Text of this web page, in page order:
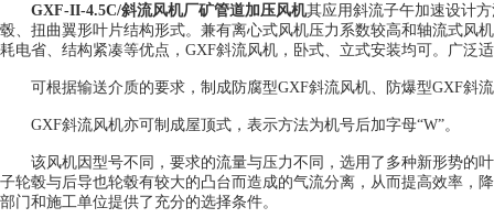
GXF-II-4.5C/斜流风机厂矿管道加压风机其应用斜流子午加速设计
毂、扭曲翼形叶片结构形式。兼有离心式风机压力系数较高和轴流式风
耗电省、结构紧凑等优点，GXF斜流风机，卧式、立式安装均可。广泛
可根据输送介质的要求，制成防腐型GXF斜流风机、防爆型GXF斜
GXF斜流风机亦可制成屋顶式，表示方法为机号后加字母“W”。
该风机因型号不同，要求的流量与压力不同，选用了多种新形势的
子轮毂与后导也轮毂有较大的凸台而造成的气流分离，从而提高效率，
部门和施工单位提供了充分的选择条件。